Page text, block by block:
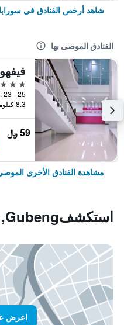
شاهد أرخص الفنادق في
الفنادق الموصى بها
3 نجوم
8.3 كيلومتر عن وسط المدينة
59 ﷼
مشاهدة الفنادق الأخرى
استكشفGubeng, سورابايا
اعرض